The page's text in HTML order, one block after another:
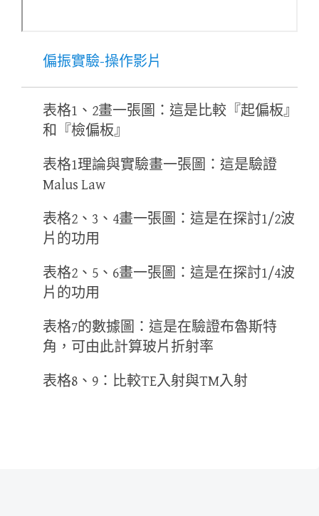
偏振實驗-操作影片
表格1、2畫一張圖：這是比較『起偏板』
和『檢偏板』
表格1理論與實驗畫一張圖：這是驗證
Malus Law
表格2、3、4畫一張圖：這是在探討1/2波
片的功用
表格2、5、6畫一張圖：這是在探討1/4波
片的功用
表格7的數據圖：這是在驗證布魯斯特
角，可由此計算玻片折射率
表格8、9：比較TE入射與TM入射